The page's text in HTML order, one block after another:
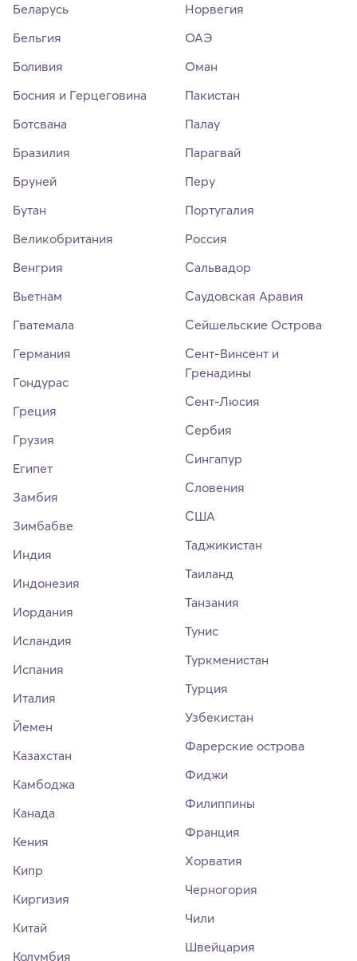
Беларусь
Бельгия
Боливия
Босния и Герцеговина
Ботсвана
Бразилия
Бруней
Бутан
Великобритания
Венгрия
Вьетнам
Гватемала
Германия
Гондурас
Греция
Грузия
Египет
Замбия
Зимбабве
Индия
Индонезия
Иордания
Исландия
Испания
Италия
Йемен
Казахстан
Камбоджа
Канада
Кения
Кипр
Киргизия
Китай
Колумбия
Норвегия
ОАЭ
Оман
Пакистан
Палау
Парагвай
Перу
Португалия
Россия
Сальвадор
Саудовская Аравия
Сейшельские Острова
Сент-Винсент и
Гренадины
Сент-Люсия
Сербия
Сингапур
Словения
США
Таджикистан
Таиланд
Танзания
Тунис
Туркменистан
Турция
Узбекистан
Фарерские острова
Фиджи
Филиппины
Франция
Хорватия
Черногория
Чили
Швейцария